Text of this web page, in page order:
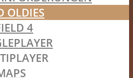
OLDIES
4